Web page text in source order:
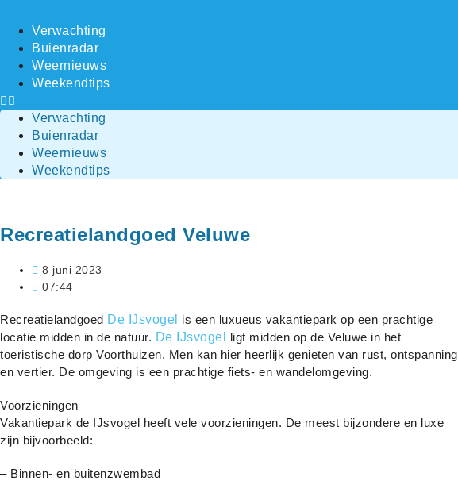
inhoud
Verwachting
Buienradar
Weernieuws
Weekendtips
Verwachting
Buienradar
Weernieuws
Weekendtips
Recreatielandgoed Veluwe
8 juni 2023
07:44
Recreatielandgoed De IJsvogel is een luxueus vakantiepark op een prachtige
locatie midden in de natuur. De IJsvogel
ligt midden op de Veluwe in het
toeristische dorp Voorthuizen. Men kan hier heerlijk genieten van rust, ontspanning
en vertier. De omgeving is een prachtige fiets- en wandelomgeving.
Voorzieningen
Vakantiepark de IJsvogel heeft vele voorzieningen. De meest bijzondere en luxe
zijn bijvoorbeeld:
– Binnen- en buitenzwembad